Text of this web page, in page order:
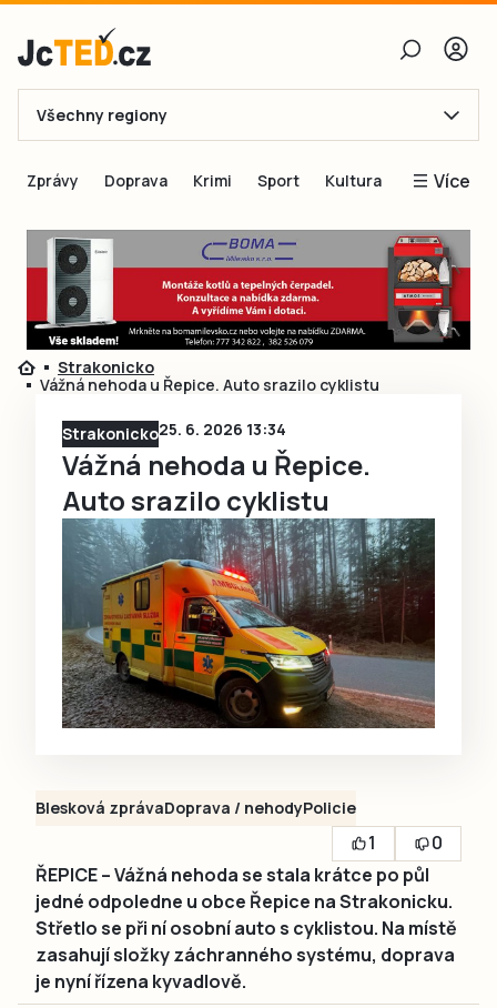
E-mail
Obnovit heslo
Přihlásit se
Přihlásit se přes Facebook
Ještě nemám účet, chci se
Všechny regiony
Zprávy Doprava Krimi Sport Kultura Více
Blogy
Inspirace
Čtenáři píší
Speciální přílohy
Strakonicko
Vážná nehoda u Řepice. Auto srazilo cyklistu
Strakonicko25. 6. 2026 13:34
Vážná nehoda u Řepice.
Auto srazilo cyklistu
Blesková zprávaDoprava / nehodyPolicie
1
0
ŘEPICE – Vážná nehoda se stala krátce po půl
jedné odpoledne u obce Řepice na Strakonicku.
Střetlo se při ní osobní auto s cyklistou. Na místě
zasahují složky záchranného systému, doprava
je nyní řízena kyvadlově.